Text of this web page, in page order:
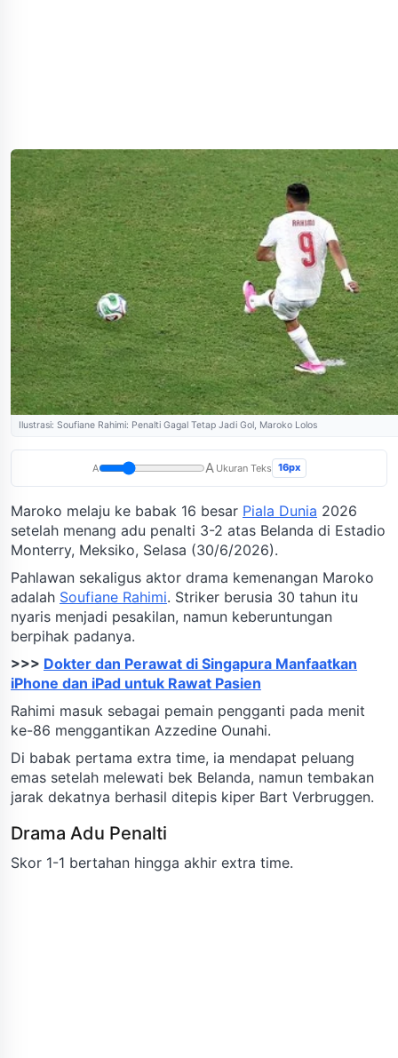
Ilustrasi: Soufiane Rahimi: Penalti Gagal Tetap Jadi Gol, Maroko Lolos
A A Ukuran Teks 16px
Maroko melaju ke babak 16 besar Piala Dunia 2026
setelah menang adu penalti 3-2 atas Belanda di Estadio
Monterry, Meksiko, Selasa (30/6/2026).
Pahlawan sekaligus aktor drama kemenangan Maroko
adalah Soufiane Rahimi. Striker berusia 30 tahun itu
nyaris menjadi pesakilan, namun keberuntungan
berpihak padanya.
>>> Dokter dan Perawat di Singapura Manfaatkan
iPhone dan iPad untuk Rawat Pasien
Rahimi masuk sebagai pemain pengganti pada menit
ke-86 menggantikan Azzedine Ounahi.
Di babak pertama extra time, ia mendapat peluang
emas setelah melewati bek Belanda, namun tembakan
jarak dekatnya berhasil ditepis kiper Bart Verbruggen.
Drama Adu Penalti
Skor 1-1 bertahan hingga akhir extra time.